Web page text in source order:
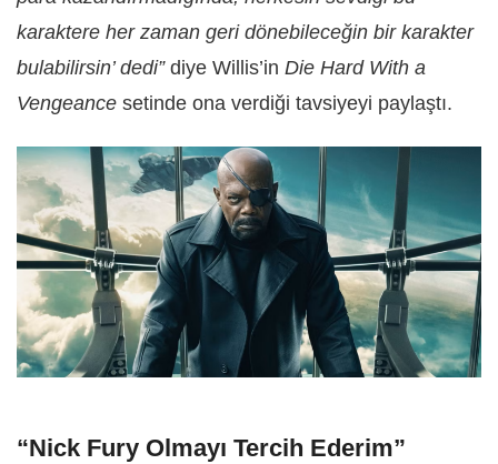
karaktere her zaman geri dönebileceğin bir karakter
bulabilirsin’ dedi” diye Willis’in Die Hard With a
Vengeance setinde ona verdiği tavsiyeyi paylaştı.
“Nick Fury Olmayı Tercih Ederim”